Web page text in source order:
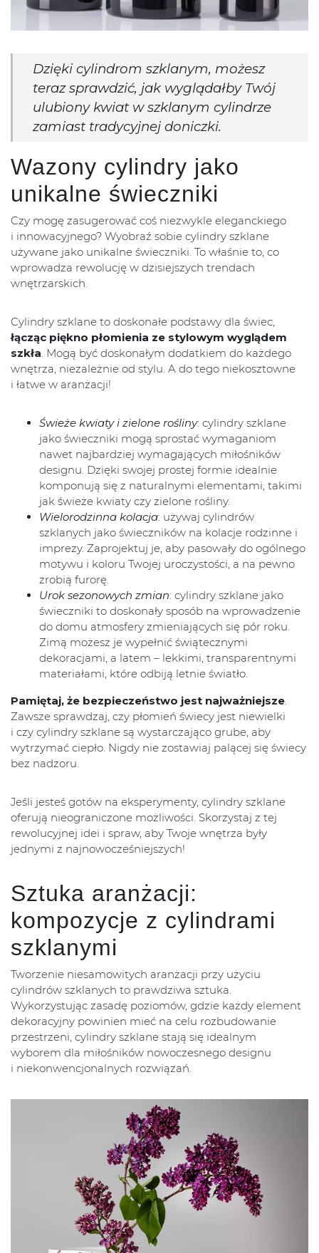
Dzięki cylindrom szklanym, możesz
teraz sprawdzić, jak wyglądałby Twój
ulubiony kwiat w szklanym cylindrze
zamiast tradycyjnej doniczki.
Wazony cylindry jako
unikalne świeczniki
Czy mogę zasugerować coś niezwykle eleganckiego
i innowacyjnego? Wyobraź sobie cylindry szklane
używane jako unikalne świeczniki. To właśnie to, co
wprowadza rewolucję w dzisiejszych trendach
wnętrzarskich.
Cylindry szklane to doskonałe podstawy dla świec,
łącząc piękno płomienia ze stylowym wyglądem
szkła . Mogą być doskonałym dodatkiem do każdego
wnętrza, niezależnie od stylu. A do tego niekosztowne
i łatwe w aranżacji!
Świeże kwiaty i zielone rośliny: cylindry szklane
jako świeczniki mogą sprostać wymaganiom
nawet najbardziej wymagających miłośników
designu. Dzięki swojej prostej formie idealnie
komponują się z naturalnymi elementami, takimi
jak świeże kwiaty czy zielone rośliny.
Wielorodzinna kolacja: używaj cylindrów
szklanych jako świeczników na kolacje rodzinne i
imprezy. Zaprojektuj je, aby pasowały do ogólnego
motywu i koloru Twojej uroczystości, a na pewno
zrobią furorę.
Urok sezonowych zmian: cylindry szklane jako
świeczniki to doskonały sposób na wprowadzenie
do domu atmosfery zmieniających się pór roku.
Zimą możesz je wypełnić świątecznymi
dekoracjami, a latem – lekkimi, transparentnymi
materiałami, które odbiją letnie światło.
Pamiętaj, że bezpieczeństwo jest najważniejsze
Zawsze sprawdzaj, czy płomień świecy jest niewielki
i czy cylindry szklane są wystarczająco grube, aby
wytrzymać ciepło. Nigdy nie zostawiaj palącej się świecy
bez nadzoru.
Jeśli jesteś gotów na eksperymenty, cylindry szklane
oferują nieograniczone możliwości. Skorzystaj z tej
rewolucyjnej idei i spraw, aby Twoje wnętrza były
jednymi z najnowocześniejszych!
Sztuka aranżacji:
kompozycje z cylindrami
szklanymi
Tworzenie niesamowitych aranżacji przy użyciu
cylindrów szklanych to prawdziwa sztuka.
Wykorzystując zasadę poziomów, gdzie każdy element
dekoracyjny powinien mieć na celu rozbudowanie
przestrzeni, cylindry szklane stają się idealnym
wyborem dla miłośników nowoczesnego designu
i niekonwencjonalnych rozwiązań.